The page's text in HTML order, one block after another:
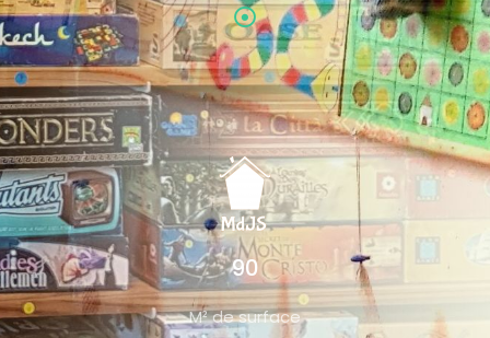
90
M² de surface